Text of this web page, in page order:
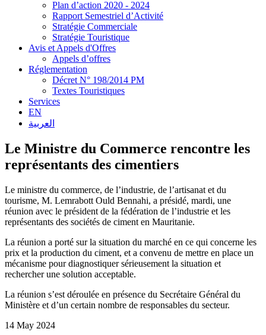
Plan d’action 2020 - 2024
Rapport Semestriel d’Activité
Stratégie Commerciale
Stratégie Touristique
Avis et Appels d'Offres
Appels d’offres
Réglementation
Décret N° 198/2014 PM
Textes Touristiques
Services
EN
العربية
Le Ministre du Commerce rencontre les
représentants des cimentiers
Le ministre du commerce, de l’industrie, de l’artisanat et du
tourisme, M. Lemrabott Ould Bennahi, a présidé, mardi, une
réunion avec le président de la fédération de l’industrie et les
représentants des sociétés de ciment en Mauritanie.
La réunion a porté sur la situation du marché en ce qui concerne les
prix et la production du ciment, et a convenu de mettre en place un
mécanisme pour diagnostiquer sérieusement la situation et
rechercher une solution acceptable.
La réunion s’est déroulée en présence du Secrétaire Général du
Ministère et d’un certain nombre de responsables du secteur.
14 May 2024